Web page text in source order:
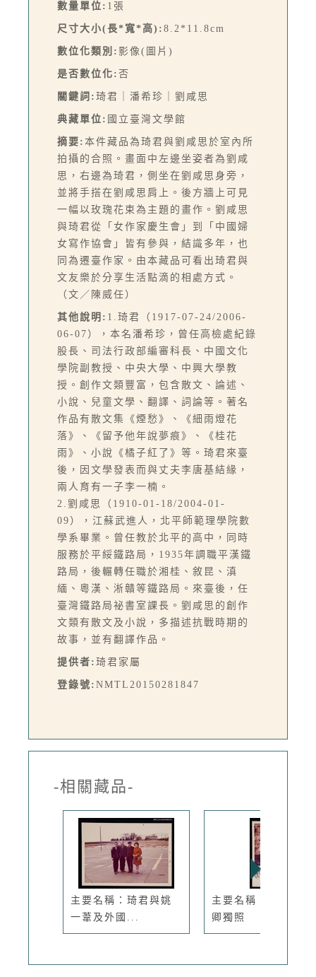
數量單位: 1張
尺寸大小(長*寬*高): 8.2*11.8cm
數位化類別: 影像(圖片)
是否數位化: 否
關鍵詞: 琦君｜潘希珍｜劉咸思
典藏單位: 國立臺灣文學館
摘要: 本件藏品為琦君與劉咸思於室內所
拍攝的合照。畫面中左邊坐姿者為劉咸
思，右邊為琦君，側坐在劉咸思身旁，
並將手搭在劉咸思肩上。後方牆上可見
一幅以玫瑰花束為主題的畫作。劉咸思
與琦君從「女作家慶生會」到「中國婦
女寫作協會」皆有參與，結識多年，也
同為遷臺作家。由本藏品可看出琦君與
文友樂於分享生活點滴的相處方式。
（文／陳威任）
其他說明: 1.琦君（1917-07-24/2006-
06-07），本名潘希珍，曾任高檢處紀錄
股長、司法行政部編審科長、中國文化
學院副教授、中央大學、中興大學教
授。創作文類豐富，包含散文、論述、
小說、兒童文學、翻譯、詞論等。著名
作品有散文集《煙愁》、《細雨燈花
落》、《留予他年說夢痕》、《桂花
雨》、小說《橘子紅了》等。琦君來臺
後，因文學發表而與丈夫李唐基結緣，
兩人育有一子李一楠。
2.劉咸思（1910-01-18/2004-01-
09），江蘇武進人，北平師範理學院數
學系畢業。曾任教於北平的高中，同時
服務於平綏鐵路局，1935年調職平漢鐵
路局，後輾轉任職於湘桂、敘昆、滇
緬、粵漢、淅贛等鐵路局。來臺後，任
臺灣鐵路局祕書室課長。劉咸思的創作
文類有散文及小說，多描述抗戰時期的
故事，並有翻譯作品。
提供者: 琦君家屬
登錄號: NMTL20150281847
-相關藏品-
主要名稱：琦君與姚
一葦及外國...
主要名稱：文友武月
卿獨照